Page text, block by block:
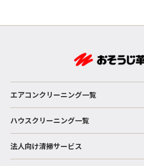
エアコンクリーニング一覧
ハウスクリーニング一覧
法人向け清掃サービス